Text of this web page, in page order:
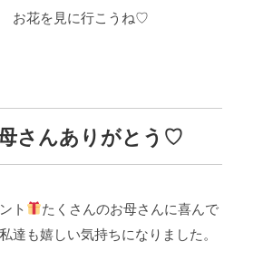
お花を見に行こうね♡
さんありがとう♡
ト
たくさんのお母さんに喜んで
達も嬉しい気持ちになりました。